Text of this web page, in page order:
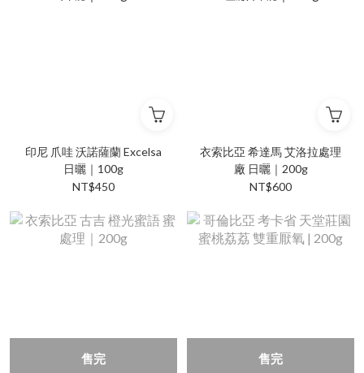
印尼 爪哇 沃諾薩蘭 Excelsa
日曬｜100g
NT$450
衣索比亞 希達馬 艾洛拉處理
廠 日曬｜200g
NT$600
售完 售完